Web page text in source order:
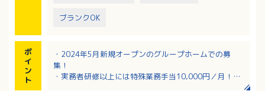
ブランクOK
ポ
イ
ン
ト
・2024年5月新規オープンのグループホームでの募
集！
・実務者研修以上には特殊業務手当10,000円／月！